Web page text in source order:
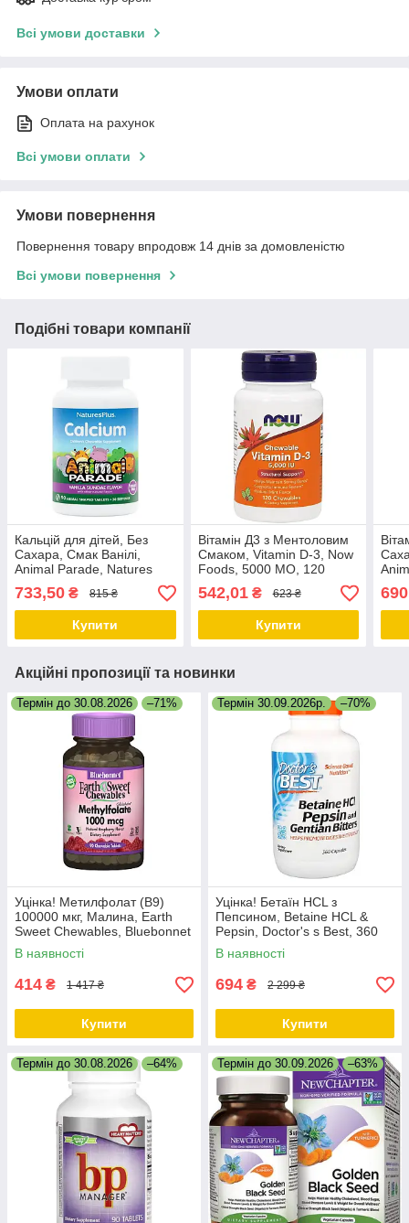
Всі умови доставки
Умови оплати
Оплата на рахунок
Всі умови оплати
Умови повернення
Повернення товару впродовж 14 днів за домовленістю
Всі умови повернення
Подібні товари компанії
Кальцій для дітей, Без
Сахара, Смак Ванілі,
Animal Parade, Natures
Plus, 90 жувальних
таблеток
733,50 ₴ 815 ₴
Купити
Вітамін Д3 з Ментоловим
Смаком, Vitamin D-3, Now
Foods, 5000 МО, 120
жувальних таблеток
542,01₴ 623 ₴
Купити
Акційні пропозиції та новинки
Термін до 30.08.2026 –71%
Уцінка! Метилфолат (B9)
100000 мкг, Малина, Earth
Sweet Chewables, Bluebonnet
Nutrition, 90 жувальних
таблеток
В наявності
414 ₴ 1 417 ₴
Купити
Термін 30.09.2026р. –70%
Уцінка! Бетаїн HCL з
Пепсином, Betaine HCL &
Pepsin, Doctor's s Best, 360
капсул
В наявності
694 ₴ 2 299 ₴
Купити
Термін до 30.08.2026 –64% Термін до 30.09.2026 –63%